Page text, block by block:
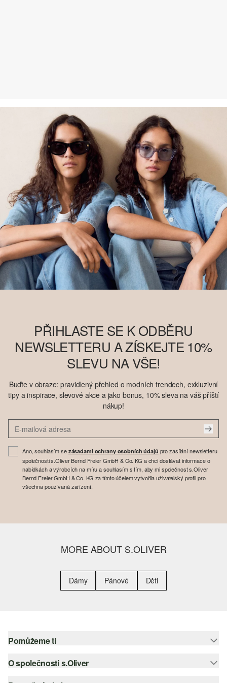
PŘIHLASTE SE K ODBĚRU
NEWSLETTERU A ZÍSKEJTE 10%
SLEVU NA VŠE!
Buďte v obraze: pravidlený přehled o modních trendech, exkluzivní
tipy a inspirace, slevové akce a jako bonus, 10% sleva na váš příští
nákup!
Ano, souhlasím se zásadami ochrany osobních údajů pro zasílání newsletteru
společnosti s.Oliver Bernd Freier GmbH & Co. KG a chci dostávat informace o
nabídkách a výrobcích na míru a souhlasím s tím, aby mi společnost s.Oliver
Bernd Freier GmbH & Co. KG za tímto účelem vytvořila uživatelský profil pro
všechna používaná zařízení.
MORE ABOUT S.OLIVER
Dámy Pánové Děti
Pomůžeme ti
Nápověda – často kladené otázky
Nápověda k velikostem
O společnosti s.Oliver